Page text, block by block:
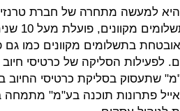
היא למעשה מתחרה של חברת
הקשור לפעילות
בתשלומים מקוונים כמו גם
לפעילות הסליקה של כרטיסי
שתעסוק בסליקת כרטיסי החיוב
פתרונות תוכנה בע"מ" מתמחה